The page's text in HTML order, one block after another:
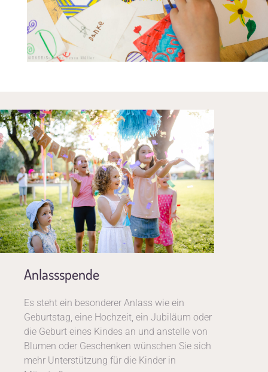
Anlassspende
Es steht ein besonderer Anlass wie ein
Geburtstag, eine Hochzeit, ein Jubiläum oder
die Geburt eines Kindes an und anstelle von
Blumen oder Geschenken wünschen Sie sich
mehr Unterstützung für die Kinder in